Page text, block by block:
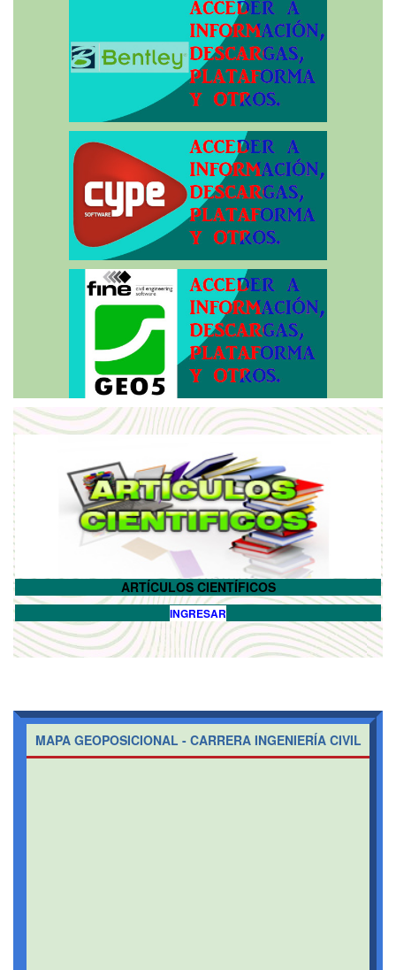
ARTÍCULOS CIENTÍFICOS
INGRESAR
MAPA GEOPOSICIONAL - CARRERA INGENIERÍA CIVIL